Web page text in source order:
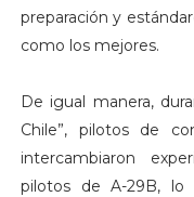
preparación y
como los mejores.
De igual manera,
Chile”, pilotos de
intercambiaron
pilotos de A-29B, lo